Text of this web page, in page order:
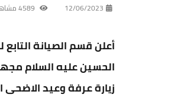
12/06/2023
أعلن قسم الصيانة
الحسين عليه السلام
زيارة عرفة وعيد الاضحى